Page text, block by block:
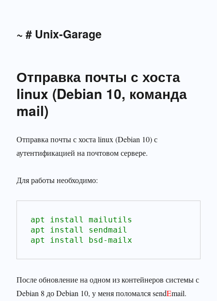
~ # Unix-Garage
Отправка почты с хоста
linux (Debian 10, команда
mail)
Отправка почты с хоста linux (Debian 10) с
аутентификацией на почтовом сервере.
Для работы необходимо:
apt install mailutils
apt install sendmail
После обновление на одном из контейнеров системы с
Debian 8 до Debian 10, у меня поломался sendEmail.